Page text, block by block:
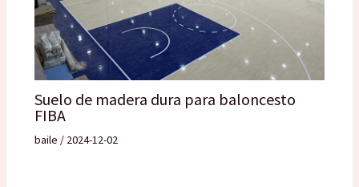
Suelo de madera dura para baloncesto
FIBA
baile / 2024-12-02